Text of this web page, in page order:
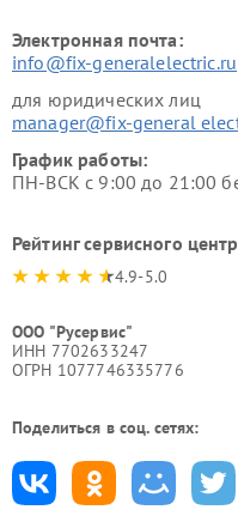
Электронная почта:
info@fix-generalelectric.ru
для юридических лиц
manager@fix-general
График работы:
ПН-ВСК с 9:00 до 21:00
Рейтинг сервисного
4.9-5.0
ООО "Русервис"
ИНН 7702633247
ОГРН 1077746335776
Поделиться в соц. сетях: